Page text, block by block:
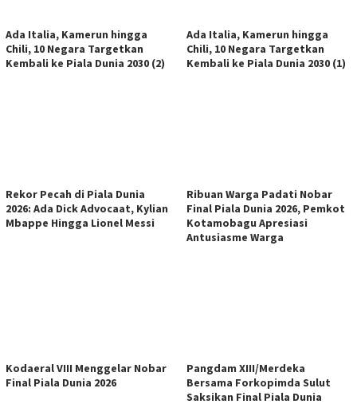
Ada Italia, Kamerun hingga
Chili, 10 Negara Targetkan
Kembali ke Piala Dunia 2030 (2)
Ada Italia, Kamerun hingga
Chili, 10 Negara Targetkan
Kembali ke Piala Dunia 2030 (1)
Rekor Pecah di Piala Dunia
2026: Ada Dick Advocaat, Kylian
Mbappe Hingga Lionel Messi
Ribuan Warga Padati Nobar
Final Piala Dunia 2026, Pemkot
Kotamobagu Apresiasi
Antusiasme Warga
Kodaeral VIII Menggelar Nobar
Final Piala Dunia 2026
Pangdam XIII/Merdeka
Bersama Forkopimda Sulut
Saksikan Final Piala Dunia